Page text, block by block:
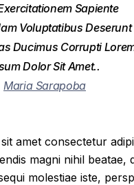
Sapiente
Voluptatibus Deserunt
Ducimus Corrupti
Dolor Sit Amet..
Maria Sarapoba
amet consectetur
magni nihil beatae,
molestiae iste,